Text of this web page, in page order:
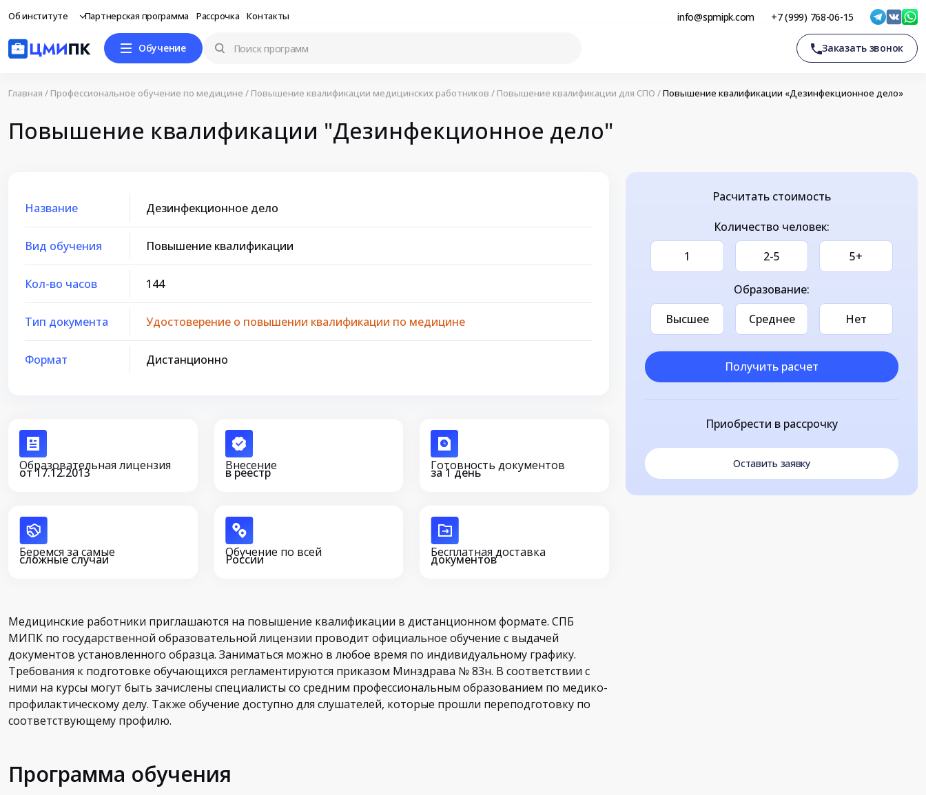
Об институте Партнерская программа Рассрочка Контакты info@spmipk.com +7 (999) 768-06-15
Обучение Заказать звонок
Главная / Профессиональное обучение по медицине / Повышение квалификации медицинских работников / Повышение квалификации для СПО /Повышение квалификации «Дезинфекционное дело»
Повышение квалификации "Дезинфекционное дело"
Название Дезинфекционное дело
Вид обучения Повышение квалификации
Кол-во часов 144
Тип документа Удостоверение о повышении квалификации по медицине
Формат Дистанционно
Образовательная лицензия
от 17.12.2013 Внесение
в реестр Готовность документов
за 1 день
Беремся за самые
сложные случаи Обучение по всей
России Бесплатная доставка
документов
Медицинские работники приглашаются на повышение квалификации в дистанционном формате. СПБ
МИПК по государственной образовательной лицензии проводит официальное обучение с выдачей
документов установленного образца. Заниматься можно в любое время по индивидуальному графику.
Требования к подготовке обучающихся регламентируются приказом Минздрава № 83н. В соответствии с
ними на курсы могут быть зачислены специалисты со средним профессиональным образованием по медико-
профилактическому делу. Также обучение доступно для слушателей, которые прошли переподготовку по
соответствующему профилю.
Программа обучения
Расчитать стоимость
Количество человек:
1
2-5 5+
Образование:
Высшее
Среднее Нет
Получить расчет
Приобрести в рассрочку
Оставить заявку